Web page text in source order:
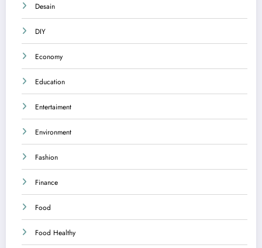
Desain
DIY
Economy
Education
Entertaiment
Environment
Fashion
Finance
Food
Food Healthy